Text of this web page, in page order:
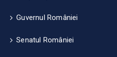
Guvernul României
Senatul României